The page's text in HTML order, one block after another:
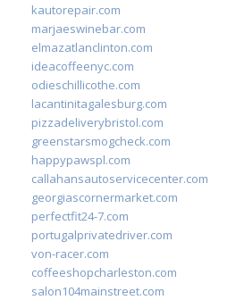
kautorepair.com
marjaeswinebar.com
elmazatlanclinton.com
ideacoffeenyc.com
odieschillicothe.com
lacantinitagalesburg.com
pizzadeliverybristol.com
greenstarsmogcheck.com
happypawspl.com
callahansautoservicecenter.com
georgiascornermarket.com
perfectfit24-7.com
portugalprivatedriver.com
von-racer.com
coffeeshopcharleston.com
salon104mainstreet.com